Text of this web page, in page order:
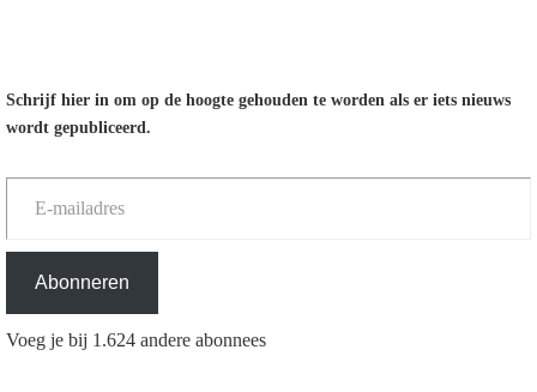
Schrijf hier in om op de hoogte gehouden te worden als er iets nieuws
wordt gepubliceerd.
E-mailadres
Abonneren
Voeg je bij 1.624 andere abonnees